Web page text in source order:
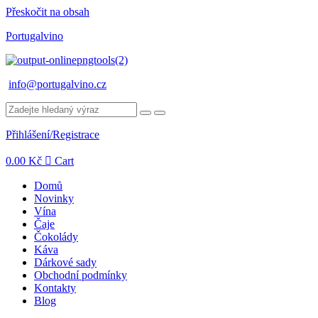
Přeskočit na obsah
Portugalvino
info@portugalvino.cz
Přihlášení/Registrace
0.00 Kč Cart
Domů
Novinky
Vína
Čaje
Čokolády
Káva
Dárkové sady
Obchodní podmínky
Kontakty
Blog